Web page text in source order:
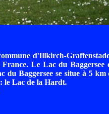
d'Illkirch-
Le Lac du Baggersee
du Baggersee se situe à 5 km
le Lac de la Hardt.